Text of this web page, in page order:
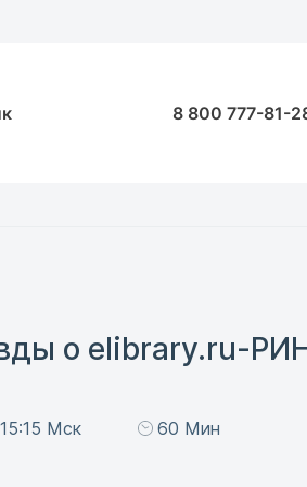
8 800 777-81-
о elibrary.ru-
15:15 Мск 60 Мин